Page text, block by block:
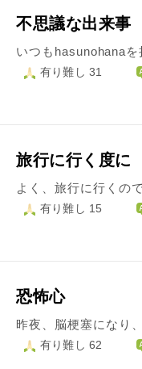
不思議な出来事
有り難し 31
旅行に行く度に
有り難し 15
恐怖心
有り難し 62